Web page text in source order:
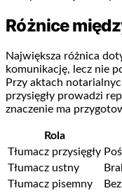
Różnice
Największa różnica
komunikację, lecz nie
Przy aktach
przysięgły prowadzi
znaczenie ma
Rola
Tłumacz przysięgły
Tłumacz ustny
Tłumacz pisemny